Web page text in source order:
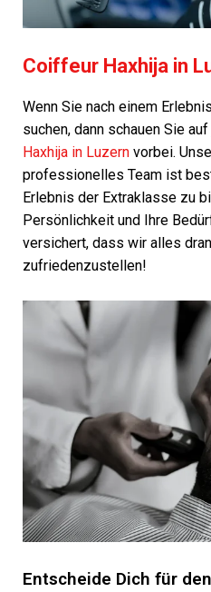
Coiffeur Haxhija in
Wenn Sie nach einem
suchen, dann schauen Sie
Haxhija in Luzern vorbei.
professionelles Team ist
Erlebnis der Extraklasse zu
Persönlichkeit und Ihre
versichert, dass wir alles
zufriedenzustellen!
Entscheide Dich für den